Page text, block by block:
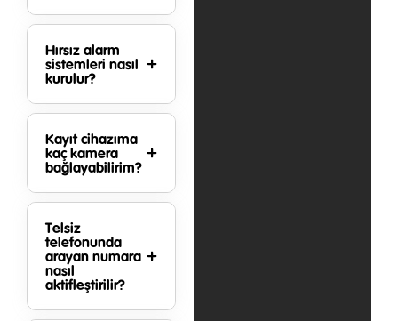
Hırsız alarm
sistemleri nasıl
kurulur?
Kayıt cihazıma
kaç kamera
bağlayabilirim?
Telsiz
telefonunda
arayan numara
nasıl
aktifleştirilir?